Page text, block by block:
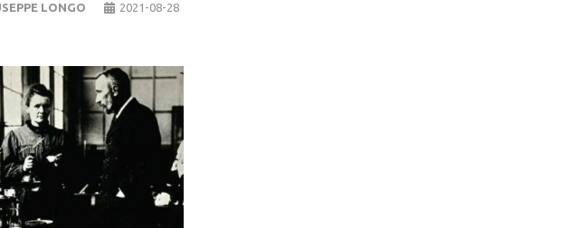
LONGO 2021-08-28